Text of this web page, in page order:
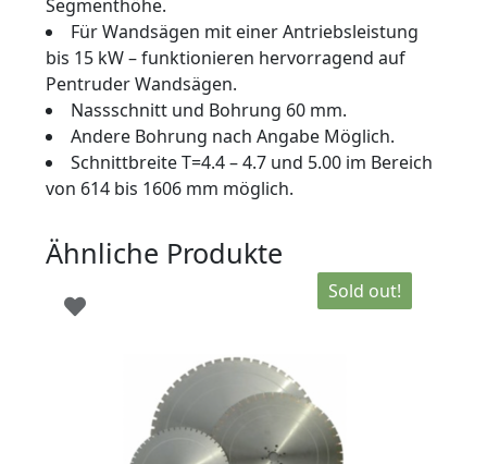
Segmenthöhe.
Für Wandsägen mit einer Antriebsleistung
bis 15 kW – funktionieren hervorragend auf
Pentruder Wandsägen.
Nassschnitt und Bohrung 60 mm.
Andere Bohrung nach Angabe Möglich.
Schnittbreite T=4.4 – 4.7 und 5.00 im Bereich
von 614 bis 1606 mm möglich.
Ähnliche Produkte
Sold out!